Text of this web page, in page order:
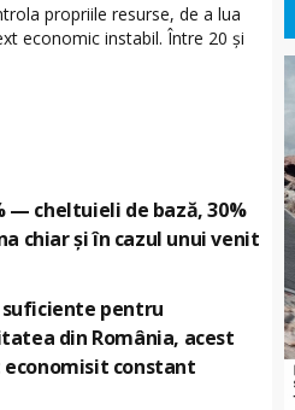
propriile resurse, de a lua
economic instabil. Între 20 și
— cheltuieli de bază, 30%
chiar și în cazul unui venit
pentru
din România, acest
economisit constant